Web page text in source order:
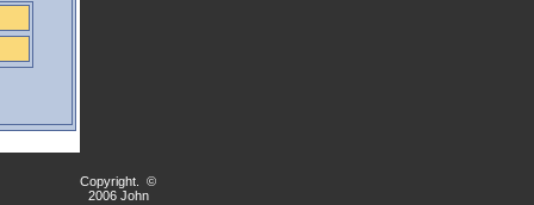
Copyright. ©
2006 John